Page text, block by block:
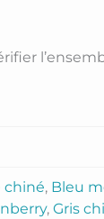
chiné, Bleu
,Gris